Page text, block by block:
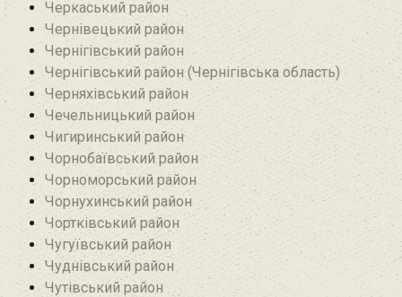
Черкаський район
Чернівецький район
Чернігівський район
Чернігівський район (Чернігівська область)
Черняхівський район‎
Чечельницький район
Чигиринський район
Чорнобаївський район
Чорноморський район
Чорнухинський район‎
Чортківський район
Чугуївський район
Чуднівський район
Чутівський район